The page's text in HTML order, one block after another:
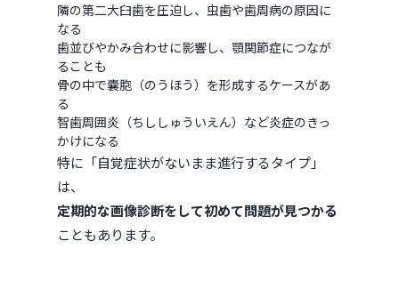
隣の第二大臼歯を圧迫し、虫歯や歯周病の原因に
なる
歯並びやかみ合わせに影響し、顎関節症につなが
ることも
骨の中で嚢胞（のうほう）を形成するケースがあ
る
智歯周囲炎（ちししゅういえん）など炎症のきっ
かけになる
特に「自覚症状がないまま進行するタイプ」
は、
定期的な画像診断をして初めて問題が見つかる
こともあります。